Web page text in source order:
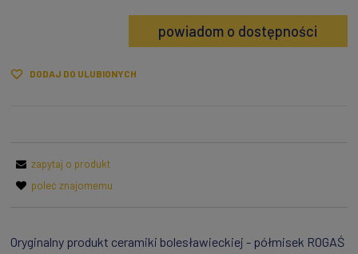
powiadom o dostępności
DODAJ DO ULUBIONYCH
zapytaj o produkt
poleć znajomemu
Oryginalny produkt ceramiki bolesławieckiej - półmisek ROGAŚ